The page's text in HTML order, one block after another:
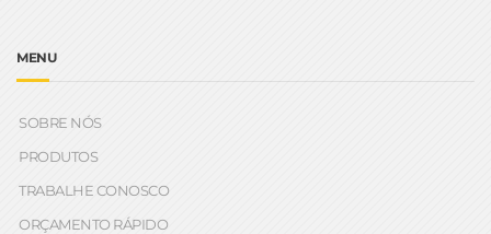
MENU
SOBRE NÓS
PRODUTOS
TRABALHE CONOSCO
ORÇAMENTO RÁPIDO